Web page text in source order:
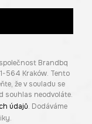
Brandbq
564 Kraków. Tento
že v souladu se
souhlas neodvoláte.
údajů. Dodáváme